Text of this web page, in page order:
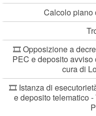
Calcolo piano
🎞️ Opposizione a
PEC e deposito
cura di
🎞️ Istanza di
e deposito telematico